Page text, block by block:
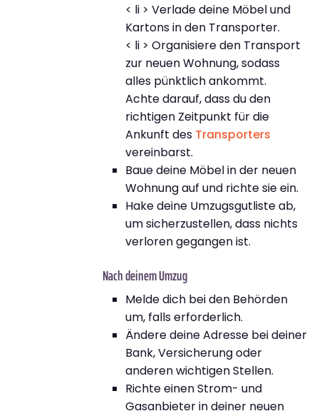
< li > Verlade deine Möbel und
Kartons in den Transporter.
< li > Organisiere den Transport
zur neuen Wohnung, sodass
alles pünktlich ankommt.
Achte darauf, dass du den
richtigen Zeitpunkt für die
Ankunft des Transporters
vereinbarst.
Baue deine Möbel in der neuen
Wohnung auf und richte sie ein.
Hake deine Umzugsgutliste ab,
um sicherzustellen, dass nichts
verloren gegangen ist.
Nach deinem Umzug
Melde dich bei den Behörden
um, falls erforderlich.
Ändere deine Adresse bei deiner
Bank, Versicherung oder
anderen wichtigen Stellen.
Richte einen Strom- und
Gasanbieter in deiner neuen